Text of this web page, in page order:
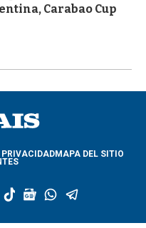
Carabao Cup
MAPA DEL SITIO
t
k
g
o
w
a
l